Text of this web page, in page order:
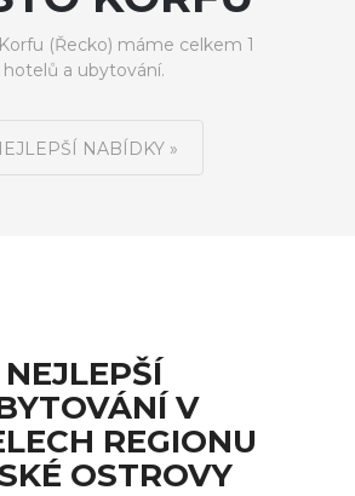
(Řecko) máme celkem 1
hotelů a ubytování.
NABÍDKY »
NEJLEPŠÍ
V
REGIONU
OSTROVY